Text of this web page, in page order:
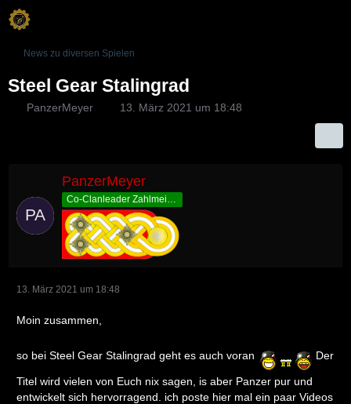
News zu diversen Spielen
Steel Gear Stalingrad
PanzerMeyer 13. März 2021 um 18:48
PanzerMeyer
13. März 2021 um 18:48
Moin zusammen,
so bei Steel Gear Stalingrad geht es auch voran Der
Titel wird vielen von Euch nix sagen, is aber Panzer pur und
entwickelt sich hervorragend. ich poste hier mal ein paar Videos